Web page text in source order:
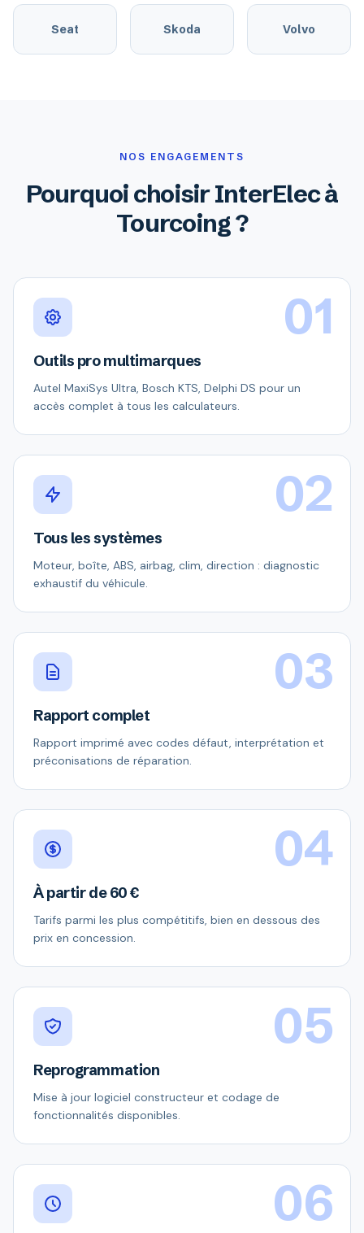
Seat Skoda Volvo
NOS ENGAGEMENTS
Pourquoi choisir InterElec à
Tourcoing ?
01
Outils pro multimarques
Autel MaxiSys Ultra, Bosch KTS, Delphi DS pour un
accès complet à tous les calculateurs.
02
Tous les systèmes
Moteur, boîte, ABS, airbag, clim, direction : diagnostic
exhaustif du véhicule.
03
Rapport complet
Rapport imprimé avec codes défaut, interprétation et
préconisations de réparation.
04
À partir de 60 €
Tarifs parmi les plus compétitifs, bien en dessous des
prix en concession.
05
Reprogrammation
Mise à jour logiciel constructeur et codage de
fonctionnalités disponibles.
06